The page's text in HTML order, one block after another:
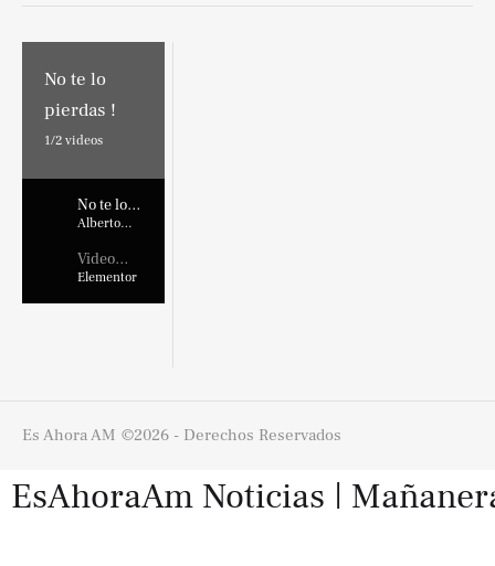
No te lo
pierdas !
1/2 videos
No te lo
pierdas !
Alberto
Video
Placehold
Elementor
Es Ahora AM ©2026 - Derechos Reservados
EsAhoraAm Noticias |